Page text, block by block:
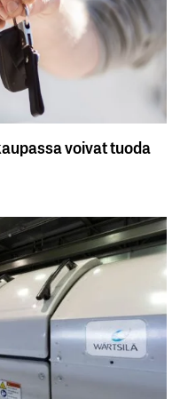
voivat tuoda